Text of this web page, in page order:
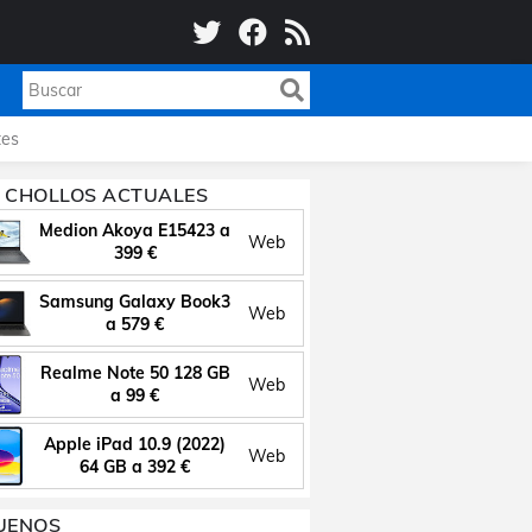
CHOLLOS ACTUALES
Medion Akoya E15423 a
399 €
Web
Samsung Galaxy Book3
a 579 €
Web
Realme Note 50 128 GB
a 99 €
Web
Apple iPad 10.9 (2022)
64 GB a 392 €
Web